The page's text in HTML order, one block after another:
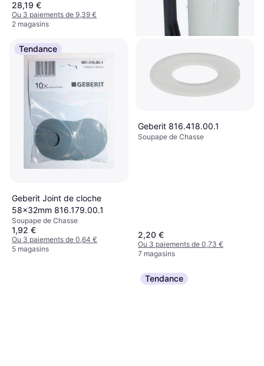
28,19 €
Ou 3 paiements de 9,39 €
2 magasins
28,90 €
Ou 3 paiements de 9,63 €
6 magasins
Tendance
Geberit Joint de cloche
58x32mm 816.179.00.1
Soupape de Chasse
1,92 €
Ou 3 paiements de 0,64 €
5 magasins
Geberit 816.418.00.1
Soupape de Chasse
2,20 €
Ou 3 paiements de 0,73 €
7 magasins
Tendance